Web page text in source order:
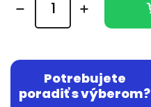
Potrebujete
poradiť s výberom?